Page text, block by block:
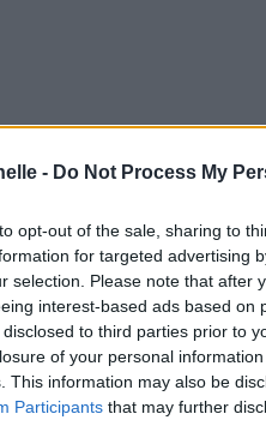
- Do Not Process My
opt-out of the sale, sharing to
for targeted advertising
selection. Please note that after
interest-based ads based
to third parties prior to
of your personal
This information may also be
Participants that may further